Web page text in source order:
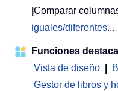
Comparar
iguales/diferentes...
Funciones
Vista de diseño
Gestor de libros y